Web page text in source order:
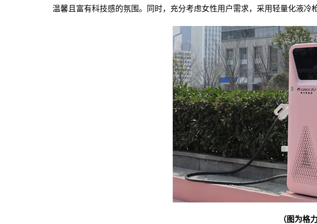
温馨且富有科技感的氛围。同时，充分考虑女性用户需求，采用轻量化液冷
（ 图为格